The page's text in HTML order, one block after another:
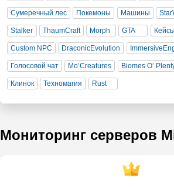
Сумеречный лес Покемоны Машины
Stalker ThaumCraft Morph GTA Кейсы
Custom NPC DraconicEvolution
Голосовой чат Mo’Creatures Biomes O’
Клинок Техномагия Rust
Мониторинг серверов